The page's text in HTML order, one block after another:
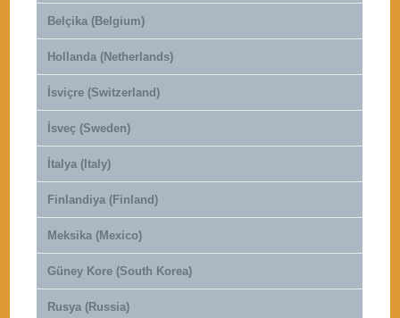
Belçika (Belgium)
Hollanda (Netherlands)
İsviçre (Switzerland)
İsveç (Sweden)
İtalya (Italy)
Finlandiya (Finland)
Meksika (Mexico)
Güney Kore (South Korea)
Rusya (Russia)